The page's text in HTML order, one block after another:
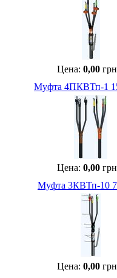
Цена: 0,00грн
Муфта 4ПКВТп-1
Цена: 0,00грн
Муфта 3КВТп-10
Цена: 0,00грн